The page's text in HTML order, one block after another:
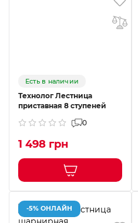
Есть в наличии
Технолог Лестница
приставная 8 ступеней
0
1 498 грн
-5% ОНЛАЙН